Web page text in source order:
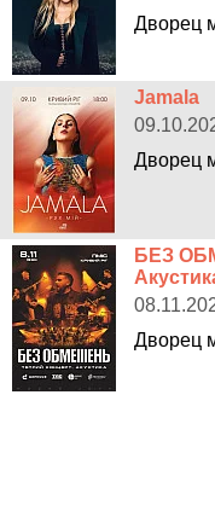
Дворец
Jamala
Дворец
БЕЗ
Дворец